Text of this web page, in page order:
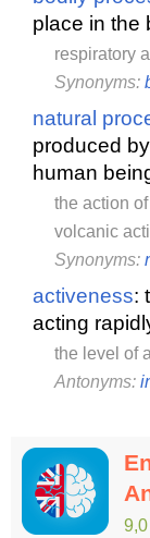
place in the
respiratory
Synonyms:
natural
produced
human
the action
volcanic
Synonyms:
activeness:
acting
the level of
Antonyms: